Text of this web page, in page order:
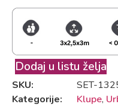
Dodaj u listu želja
SKU:
SET-
Kategorije:
Klupe,